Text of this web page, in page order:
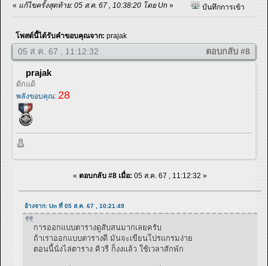
« แก้ไขครั้งสุดท้าย: 05 ส.ค. 67 , 10:38:20 โดย Un » บันทึกการเข้า
โพสต์นี้ได้รับคำขอบคุณจาก: prajak
05 ส.ค. 67 , 11:12:32 ตอบกลับ #8
prajak
ดักแด้
พลังขอบคุณ: 28
« ตอบกลับ #8 เมื่อ: 05 ส.ค. 67 , 11:12:32 »
อ้างจาก: Un ที่ 05 ส.ค. 67 , 10:21:49
การออกแบบตารางดูสับสนมากเลยครับ
ถ้าเราออกแบบตารางดี มันจะเขียนโปรแกรมง่าย
ตอนนี้นั่งไล่ตาราง คิวรี ก็งงแล้ว ใช้เวลาสักพัก